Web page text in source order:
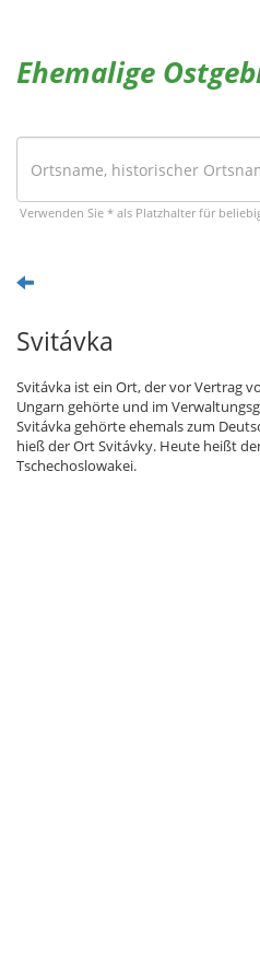
Ehemalige
Verwenden Sie * als Platzhalter für
Svitávka
Svitávka ist ein Ort, der vor Vertrag
Ungarn gehörte und im
Svitávka gehörte ehemals zum
hieß der Ort Svitávky. Heute heißt
Tschechoslowakei.